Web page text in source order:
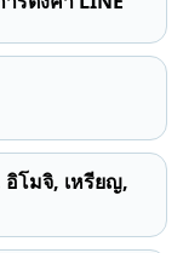
อิโมจิ, เหรียญ,